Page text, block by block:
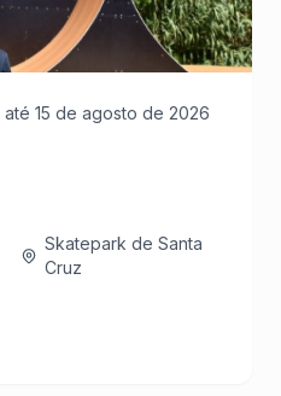
até 15 de agosto de 2026
Skatepark de Santa
Cruz